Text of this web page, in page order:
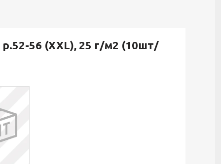
56 (XXL), 25 г/м2 (10шт/